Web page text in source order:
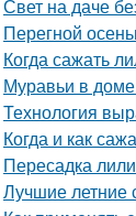
Свет на даче
Перегной
Когда сажать
Муравьи в
Технология
Когда и как
Пересадка
Лучшие летние